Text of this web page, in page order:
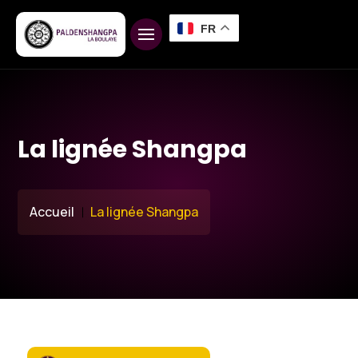
La lignée Shangpa
Accueil La lignée Shangpa
FR